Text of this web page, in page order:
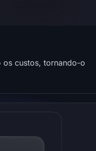
os custos, tornando-o